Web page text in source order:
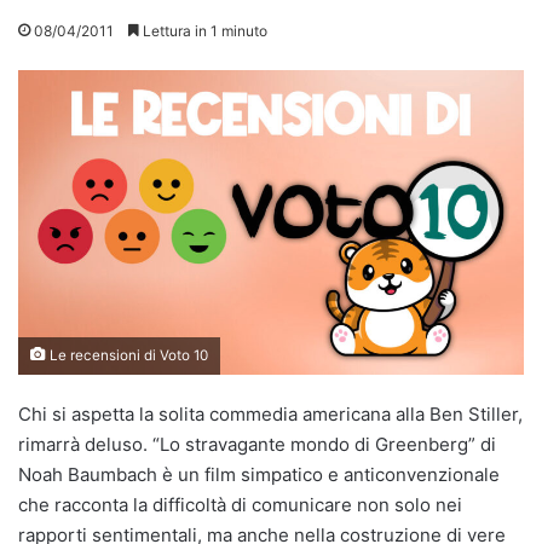
08/04/2011 Lettura in 1 minuto
Le recensioni di Voto 10
Chi si aspetta la solita commedia americana alla Ben Stiller,
rimarrà deluso. “Lo stravagante mondo di Greenberg” di
Noah Baumbach è un film simpatico e anticonvenzionale
che racconta la difficoltà di comunicare non solo nei
rapporti sentimentali, ma anche nella costruzione di vere